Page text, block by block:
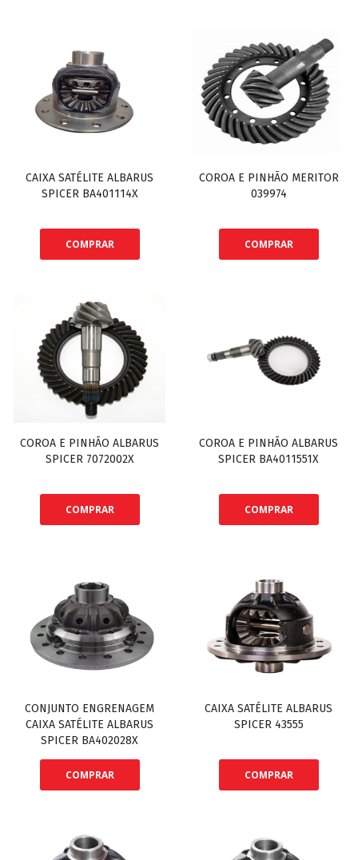
CAIXA SATÉLITE ALBARUS
SPICER BA401114X
COMPRAR
COROA E PINHÃO MERITOR
039974
COMPRAR
COROA E PINHÃO ALBARUS
SPICER 7072002X
COMPRAR
COROA E PINHÃO ALBARUS
SPICER BA4011551X
COMPRAR
CONJUNTO ENGRENAGEM
CAIXA SATÉLITE ALBARUS
SPICER BA402028X
COMPRAR
CAIXA SATÉLITE ALBARUS
SPICER 43555
COMPRAR